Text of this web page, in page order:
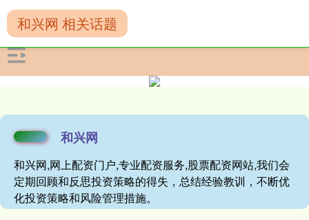
和兴网
和兴网,网上配资门户,专业配资服务,股票配资网站,我们会
定期回顾和反思投资策略的得失，总结经验教训，不断优
化投资策略和风险管理措施。
和兴网 相关话题